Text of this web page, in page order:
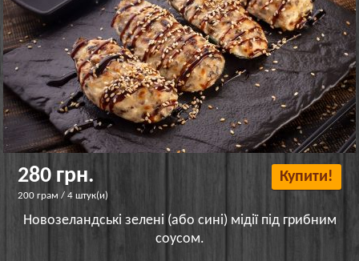
280 грн.
200 грам / 4 штук(и)
Купити!
Новозеландські зелені (або сині) мідії під грибним
соусом.